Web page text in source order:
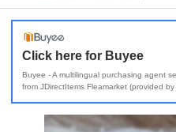
Click here for Buyee
Buyee - A multilingual purchasing agent
from JDirectItems Fleamarket (provided